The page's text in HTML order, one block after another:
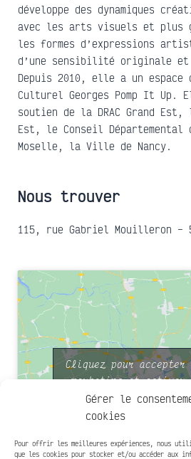
Gérer le
cookies
Pour offrir les meilleures expériences, nous
que les cookies pour stocker et/ou accéder aux
développe des dynamiques
avec les arts visuels et plus
les formes d’expressions
d’une sensibilité originale et
Depuis 2010, elle a un
Culturel Georges Pomp It
soutien de la DRAC Grand Est,
Est, le Conseil Départemental
Moselle, la Ville de Nancy.
Nous trouver
115, rue Gabriel Mouilleron –
Cliquez pour accepter
marketing et activer